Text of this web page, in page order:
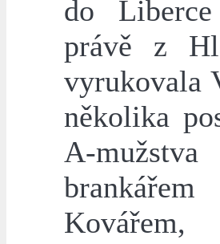
do
právě z
vyrukovala
několika
A-